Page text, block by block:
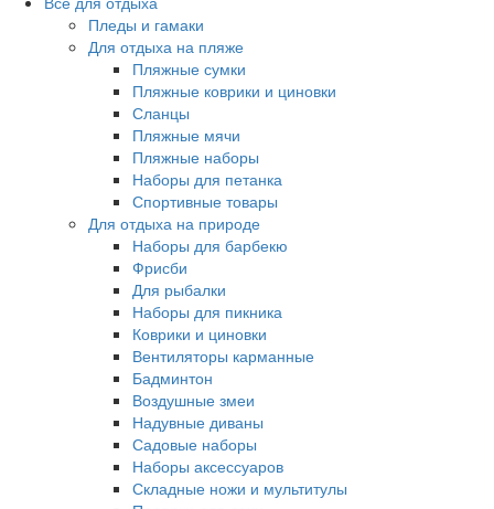
Пледы и гамаки
Для отдыха на пляже
Пляжные сумки
Пляжные коврики и циновки
Сланцы
Пляжные мячи
Пляжные наборы
Наборы для петанка
Спортивные товары
Для отдыха на природе
Наборы для барбекю
Фрисби
Для рыбалки
Наборы для пикника
Коврики и циновки
Вентиляторы карманные
Бадминтон
Воздушные змеи
Надувные диваны
Садовые наборы
Наборы аксессуаров
Складные ножи и мультитулы